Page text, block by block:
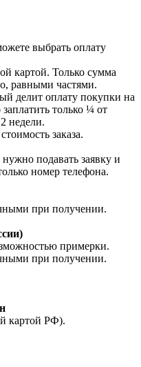
выбрать оплату
картой. Только сумма
равными частями.
делит оплату покупки на
только ¼ от
недели.
заказа.
подавать заявку и
номер телефона.
при получении.
примерки.
при получении.
картой РФ).